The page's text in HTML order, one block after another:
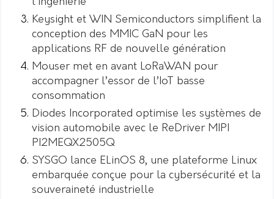
Keysight et WIN Semiconductors simplifient la
conception des MMIC GaN pour les
applications RF de nouvelle génération
Mouser met en avant LoRaWAN pour
accompagner l’essor de l’IoT basse
consommation
Diodes Incorporated optimise les systèmes de
vision automobile avec le ReDriver MIPI
PI2MEQX2505Q
SYSGO lance ELinOS 8, une plateforme Linux
embarquée conçue pour la cybersécurité et la
souveraineté industrielle